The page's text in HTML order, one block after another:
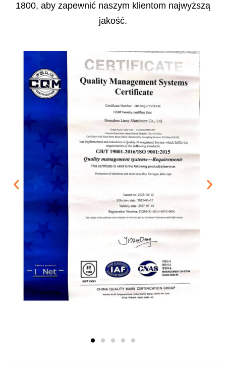
1800, aby zapewnić naszym klientom najwyższą
jakość.